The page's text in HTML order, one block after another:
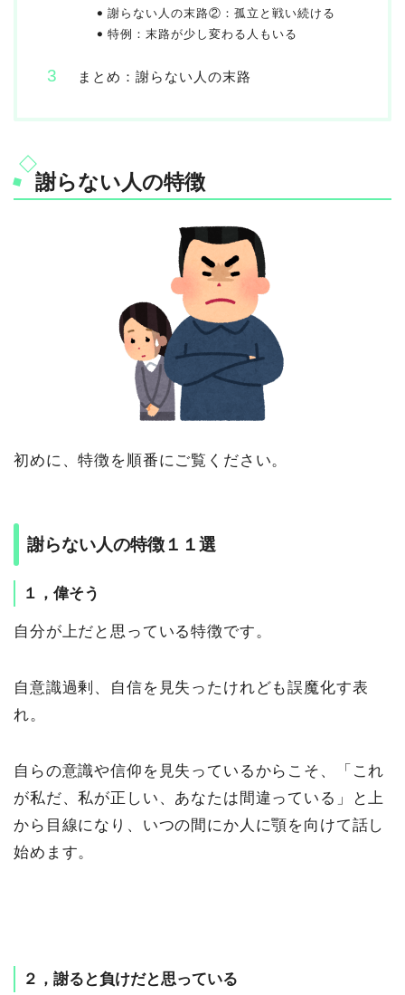
謝らない人の末路②：孤立と戦い続ける
特例：末路が少し変わる人もいる
まとめ：謝らない人の末路
謝らない人の特徴
初めに、特徴を順番にご覧ください。
謝らない人の特徴１１選
１，偉そう
自分が上だと思っている特徴です。
自意識過剰、自信を見失ったけれども誤魔化す表
れ。
自らの意識や信仰を見失っているからこそ、「これ
が私だ、私が正しい、あなたは間違っている」と上
から目線になり、いつの間にか人に顎を向けて話し
始めます。
２，謝ると負けだと思っている